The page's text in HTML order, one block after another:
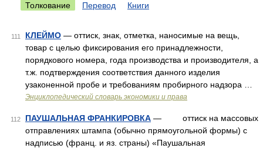
Толкование Перевод Книги
111 КЛЕЙМО — оттиск, знак, отметка, наносимые на вещь,
товар с целью фиксирования его принадлежности,
порядкового номера, года производства и производителя, а
т.ж. подтверждения соответствия данного изделия
узаконенной пробе и требованиям пробирного надзора …
Энциклопедический словарь экономики и права
112 ПАУШАЛЬНАЯ ФРАНКИРОВКА — оттиск на массовых
отправлениях штампа (обычно прямоугольной формы) с
надписью (франц. и яз. страны) «Паушальная